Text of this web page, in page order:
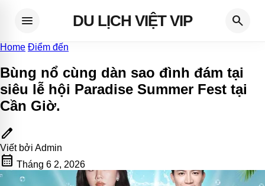
menu DU LỊCH VIỆT VIP search
Home Điểm đến
Bùng nổ cùng dàn sao đình đám tại
siêu lễ hội Paradise Summer Fest tại
Cần Giờ.
edit
Viết bởi Admin
calendar_month Tháng 6 2, 2026